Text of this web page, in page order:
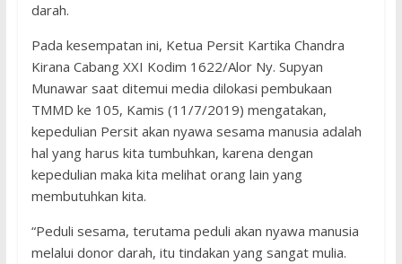
darah.
Pada kesempatan ini, Ketua Persit Kartika Chandra
Kirana Cabang XXI Kodim 1622/Alor Ny. Supyan
Munawar saat ditemui media dilokasi pembukaan
TMMD ke 105, Kamis (11/7/2019) mengatakan,
kepedulian Persit akan nyawa sesama manusia adalah
hal yang harus kita tumbuhkan, karena dengan
kepedulian maka kita melihat orang lain yang
membutuhkan kita.
“Peduli sesama, terutama peduli akan nyawa manusia
melalui donor darah, itu tindakan yang sangat mulia.